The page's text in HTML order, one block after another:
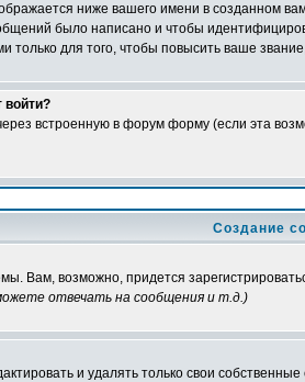
ниже вашего имени в созданном
было написано и чтобы
для того, чтобы повысить ваше
войти?
встроенную в форум форму (если эта
Создание
Вам, возможно, придется
отвечать на сообщения и т.д.)
и удалять только свои